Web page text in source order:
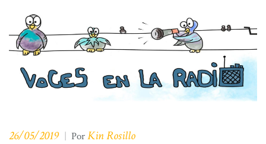
26/05/2019 PorKin Rosillo